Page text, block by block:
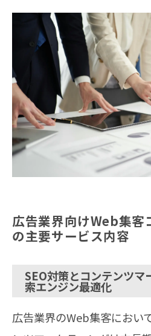
広告業界向けWeb集客
の主要サービス内容
SEO対策とコンテンツマ
索エンジン最適化
広告業界のWeb集客におい